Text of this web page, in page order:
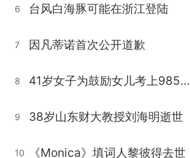
6 台风白海豚可能在浙江登陆
7 因凡蒂诺首次公开道歉
8 41岁女子为鼓励女儿考上985研究生
9 38岁山东财大教授刘海明逝世
10 《Monica》填词人黎彼得去世